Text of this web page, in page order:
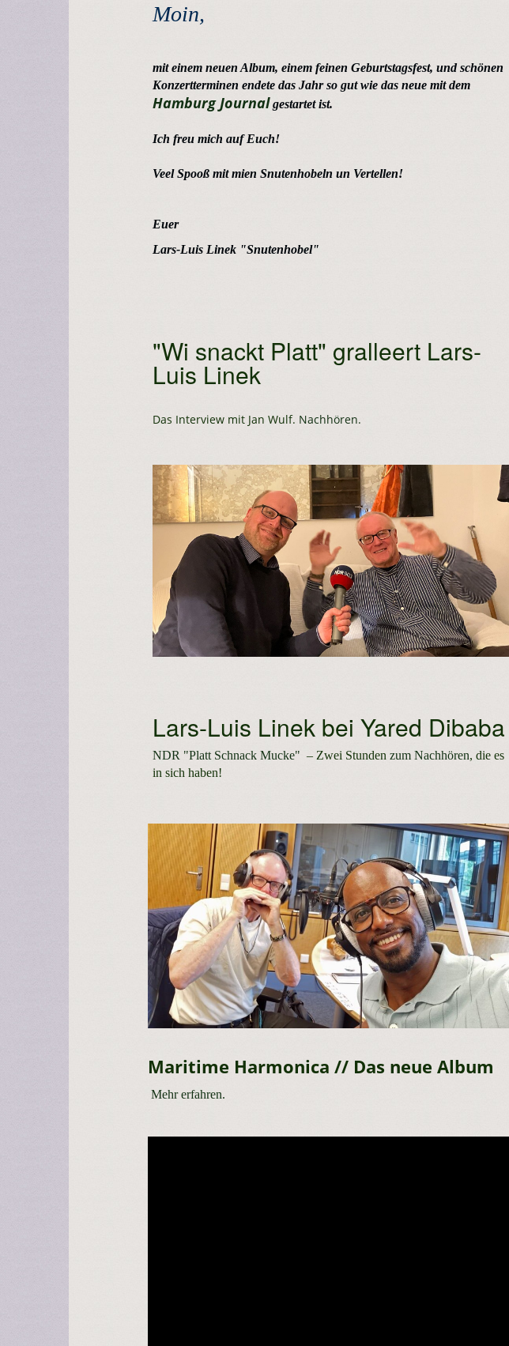
Moin,
mit einem neuen Album, einem feinen Geburtstagsfest, und schönen
Konzertterminen endete das Jahr so gut wie das neue mit dem
Hamburg Journalgestartet ist.
Ich freu mich auf Euch!
Veel Spooß mit mien Snutenhobeln un Vertellen!
Euer
Lars-Luis Linek "Snutenhobel"
"Wi snackt Platt" gralleert Lars-
Luis Linek
Das Interview mit Jan Wulf. Nachhören.
Lars-Luis Linek bei Yared Dibaba
NDR "Platt Schnack Mucke" – Zwei Stunden zum Nachhören, die es
in sich haben!
Maritime Harmonica // Das neue Album
Mehr erfahren.